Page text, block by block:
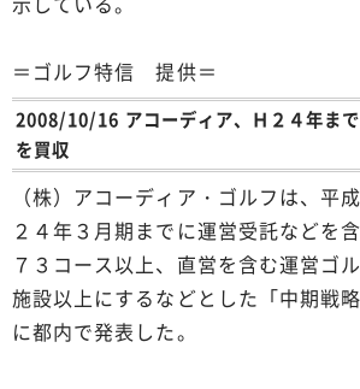
＝ゴルフ特信 提供＝
2008/10/16 アコーディア、Ｈ２４年ま
を買収
（株）アコーディア・ゴルフは、平
２４年３月期までに運営受託などを
７３コース以上、直営を含む運営ゴ
施設以上にするなどとした「中期戦
に都内で発表した。